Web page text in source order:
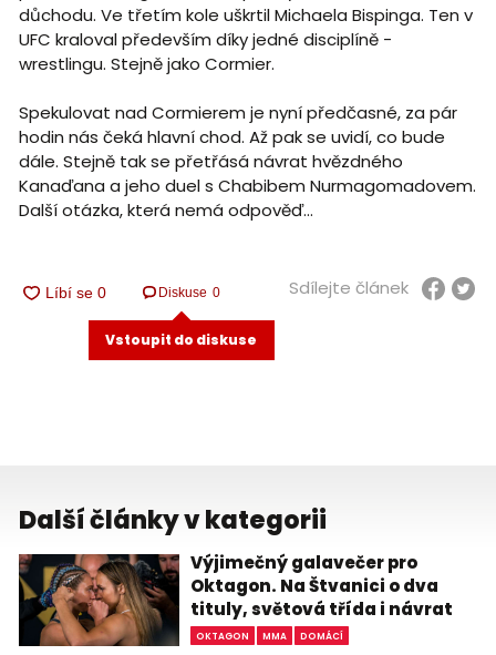
důchodu. Ve třetím kole uškrtil Michaela Bispinga. Ten v
UFC kraloval především díky jedné disciplíně -
wrestlingu. Stejně jako Cormier.
Spekulovat nad Cormierem je nyní předčasné, za pár
hodin nás čeká hlavní chod. Až pak se uvidí, co bude
dále. Stejně tak se přetřásá návrat hvězdného
Kanaďana a jeho duel s Chabibem Nurmagomadovem.
Další otázka, která nemá odpověď...
Diskuse 0
Vstoupit do diskuse
Sdílejte článek
Další články v kategorii
Výjimečný galavečer pro
Oktagon. Na Štvanici o dva
tituly, světová třída i návrat
OKTAGON MMA DOMÁCÍ